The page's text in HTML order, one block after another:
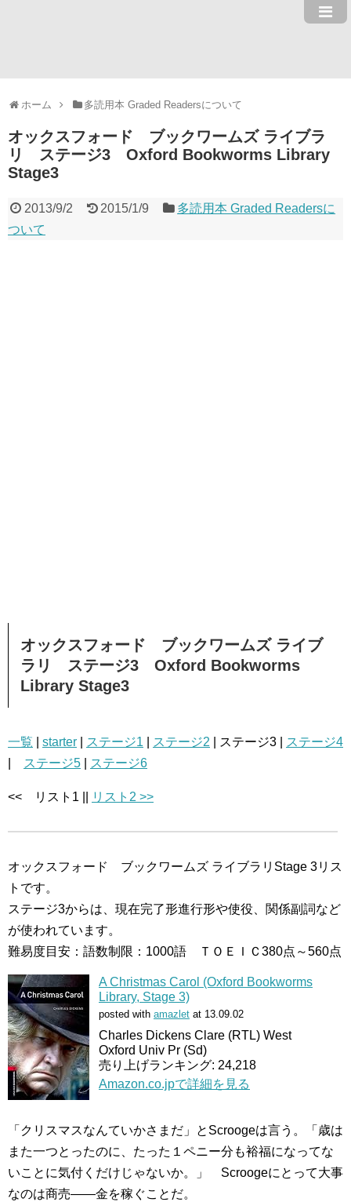
ホーム 多読用本 Graded Readersについて
オックスフォード ブックワームズ ライブラ
リ ステージ3 Oxford Bookworms Library
Stage3
2013/9/2 2015/1/9
多読用本 Graded Readersに
ついて
オックスフォード ブックワームズ ライブ
ラリ ステージ3 Oxford Bookworms
Library Stage3
一覧 starter ステージ1 ステージ2 | ステージ3 |
ステージ4
ステージ5 ステージ6
<< リスト1 || リスト2 >>
オックスフォード ブックワームズ ライブラリStage 3リス
トです。
ステージ3からは、現在完了形進行形や使役、関係副詞など
が使われています。
難易度目安：語数制限：1000語 ＴＯＥＩＣ380点～560点
A Christmas Carol (Oxford Bookworms
Library, Stage 3)
posted with amazlet at 13.09.02
Charles Dickens Clare (RTL) West
Oxford Univ Pr (Sd)
売り上げランキング: 24,218
Amazon.co.jpで詳細を見る
「クリスマスなんていかさまだ」とScroogeは言う。「歳は
また一つとったのに、たった１ペニー分も裕福になってな
いことに気付くだけじゃないか。」 Scroogeにとって大事
なのは商売――金を稼ぐことだ。